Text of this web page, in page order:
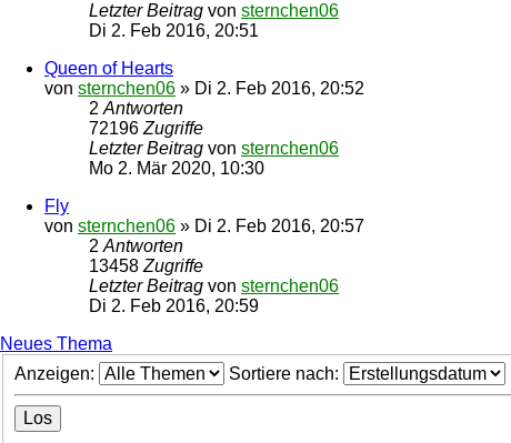
Letzter Beitrag von sternchen06
Di 2. Feb 2016, 20:51
Queen of Hearts
von sternchen06 » Di 2. Feb 2016, 20:52
2 Antworten
72196 Zugriffe
Letzter Beitrag von sternchen06
Mo 2. Mär 2020, 10:30
Fly
von sternchen06 » Di 2. Feb 2016, 20:57
2 Antworten
13458 Zugriffe
Letzter Beitrag von sternchen06
Di 2. Feb 2016, 20:59
Neues Thema
Anzeigen:
Sortiere nach: